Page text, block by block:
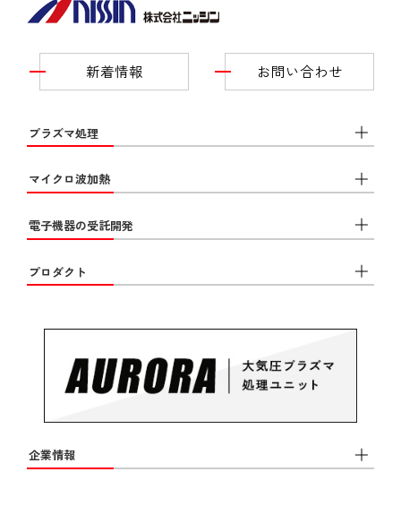
新着情報 お問い合わせ
プラズマ処理
マイクロ波加熱
電子機器の受託開発
プロダクト
企業情報